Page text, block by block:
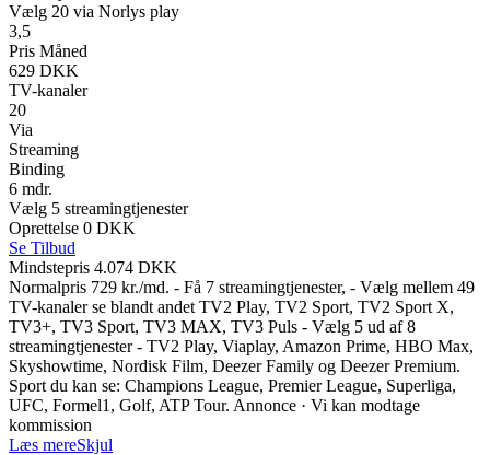
Vælg 20 via Norlys play
3,5
Pris Måned
629 DKK
TV-kanaler
20
Via
Streaming
Binding
6 mdr.
Vælg 5 streamingtjenester
Oprettelse 0 DKK
Se Tilbud
Mindstepris 4.074 DKK
Normalpris 729 kr./md. - Få 7 streamingtjenester, - Vælg mellem 49
TV-kanaler se blandt andet TV2 Play, TV2 Sport, TV2 Sport X,
TV3+, TV3 Sport, TV3 MAX, TV3 Puls - Vælg 5 ud af 8
streamingtjenester - TV2 Play, Viaplay, Amazon Prime, HBO Max,
Skyshowtime, Nordisk Film, Deezer Family og Deezer Premium.
Sport du kan se: Champions League, Premier League, Superliga,
UFC, Formel1, Golf, ATP Tour. Annonce · Vi kan modtage
kommission
Læs mereSkjul